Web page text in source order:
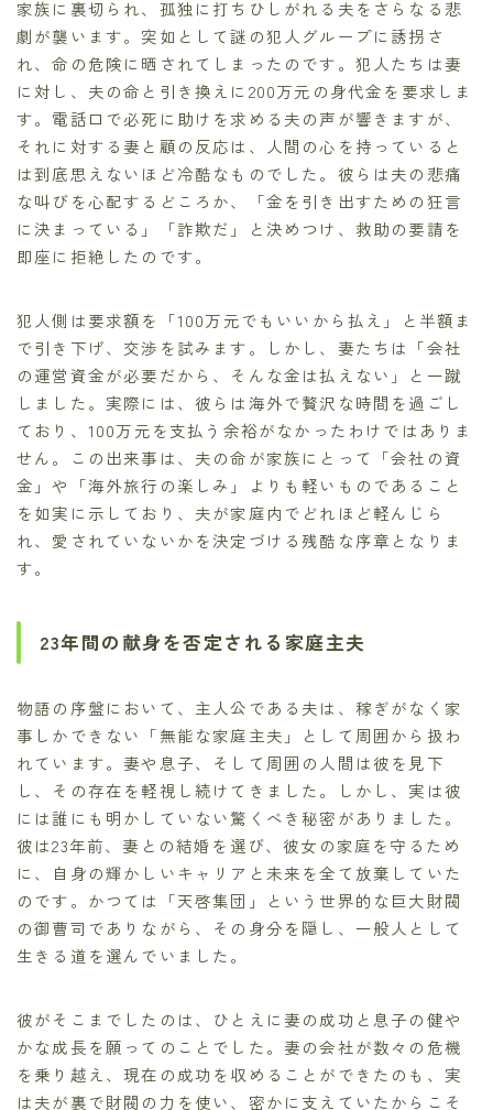
家族に裏切られ、孤独に打ちひしがれる夫をさらなる悲
劇が襲います。突如として謎の犯人グループに誘拐さ
れ、命の危険に晒されてしまったのです。犯人たちは妻
に対し、夫の命と引き換えに200万元の身代金を要求しま
す。電話口で必死に助けを求める夫の声が響きますが、
それに対する妻と顧の反応は、人間の心を持っていると
は到底思えないほど冷酷なものでした。彼らは夫の悲痛
な叫びを心配するどころか、「金を引き出すための狂言
に決まっている」「詐欺だ」と決めつけ、救助の要請を
即座に拒絶したのです。
犯人側は要求額を「100万元でもいいから払え」と半額ま
で引き下げ、交渉を試みます。しかし、妻たちは「会社
の運営資金が必要だから、そんな金は払えない」と一蹴
しました。実際には、彼らは海外で贅沢な時間を過ごし
ており、100万元を支払う余裕がなかったわけではありま
せん。この出来事は、夫の命が家族にとって「会社の資
金」や「海外旅行の楽しみ」よりも軽いものであること
を如実に示しており、夫が家庭内でどれほど軽んじら
れ、愛されていないかを決定づける残酷な序章となりま
す。
23年間の献身を否定される家庭主夫
物語の序盤において、主人公である夫は、稼ぎがなく家
事しかできない「無能な家庭主夫」として周囲から扱わ
れています。妻や息子、そして周囲の人間は彼を見下
し、その存在を軽視し続けてきました。しかし、実は彼
には誰にも明かしていない驚くべき秘密がありました。
彼は23年前、妻との結婚を選び、彼女の家庭を守るため
に、自身の輝かしいキャリアと未来を全て放棄していた
のです。かつては「天啓集団」という世界的な巨大財閥
の御曹司でありながら、その身分を隠し、一般人として
生きる道を選んでいました。
彼がそこまでしたのは、ひとえに妻の成功と息子の健や
かな成長を願ってのことでした。妻の会社が数々の危機
を乗り越え、現在の成功を収めることができたのも、実
は夫が裏で財閥の力を使い、密かに支えていたからこそ